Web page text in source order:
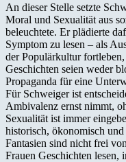
An dieser Stelle setzte
Moral und Sexualität aus
beleuchtete. Er plädierte
Symptom zu lesen – als
der Populärkultur
Geschichten seien weder
Propaganda für eine
Für Schweiger ist
Ambivalenz ernst nimmt,
Sexualität ist immer
historisch, ökonomisch
Fantasien sind nicht frei
Frauen Geschichten lesen,